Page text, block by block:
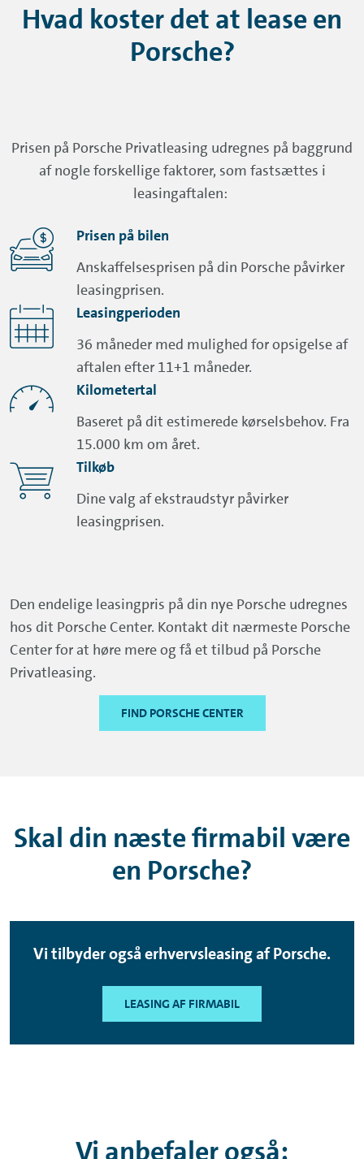
Hvad koster det at lease en
Porsche?
Prisen på Porsche Privatleasing udregnes på baggrund
af nogle forskellige faktorer, som fastsættes i
leasingaftalen:
Prisen på bilen
Anskaffelsesprisen på din Porsche påvirker
leasingprisen.
Leasingperioden
36 måneder med mulighed for opsigelse af
aftalen efter 11+1 måneder.
Kilometertal
Baseret på dit estimerede kørselsbehov. Fra
15.000 km om året.
Tilkøb
Dine valg af ekstraudstyr påvirker
leasingprisen.
Den endelige leasingpris på din nye Porsche udregnes
hos dit Porsche Center. Kontakt dit nærmeste Porsche
Center for at høre mere og få et tilbud på Porsche
Privatleasing.
FIND PORSCHE CENTER
Skal din næste firmabil være
en Porsche?
Vi tilbyder også erhvervsleasing af Porsche.
LEASING AF FIRMABIL
Vi anbefaler også: